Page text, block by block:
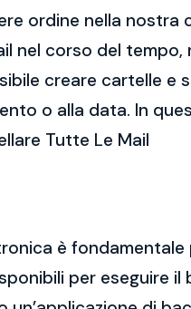
ordine nella
nel corso del
creare cartelle
o alla data. In
Tutte Le Mail
è
per eseguire il